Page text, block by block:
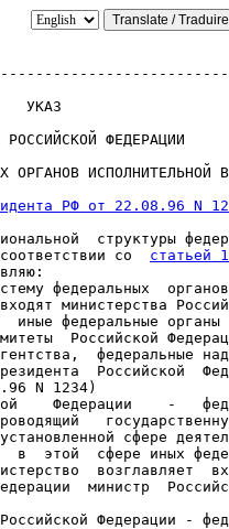
УКАЗ
РОССИЙСКОЙ ФЕДЕРАЦИИ
ОРГАНОВ ИСПОЛНИТЕЛЬНОЙ
РФ от 22.08.96 N
структуры
со
федеральных
министерства
иные федеральные органы
Российской
федеральные
Российской
N 1234)
Федерации    -
сфере
в  этой  сфере иных
возглавляет
министр
Федерации -